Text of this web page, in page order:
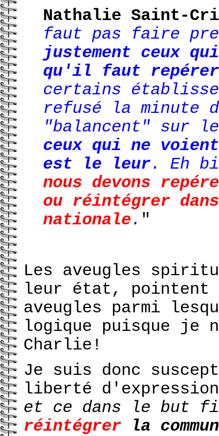
Nathalie Saint-
faut pas faire
justement ceux
qu'il faut repérer
certains
refusé la minute
"balancent" sur
ceux qui ne
est le leur. Eh
nous devons
ou réintégrer dans
nationale. "
Les aveugles
leur état, pointent
aveugles parmi
logique puisque
Charlie!
Je suis donc
liberté
et ce dans le but
réintégrer
la